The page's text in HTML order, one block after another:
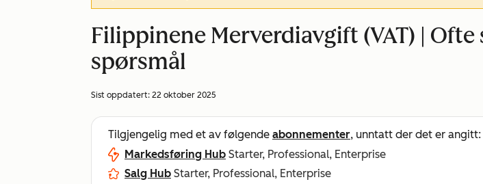
Filippinene Merverdiavgift (VAT) |
spørsmål
Sist oppdatert: 22 oktober 2025
Tilgjengelig med et av følgende abonnementer, unntatt der det er angitt:
Markedsføring Hub Starter, Professional, Enterprise
Salg Hub Starter, Professional, Enterprise